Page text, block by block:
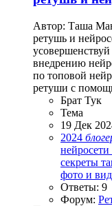
Автор: Таша
ретушь и
внедрению
по топовой
ретуши с
Брат Тук
Тема
19 Дек
2024
нейросети
секреты
фото и
Ответы: 9
Форум: